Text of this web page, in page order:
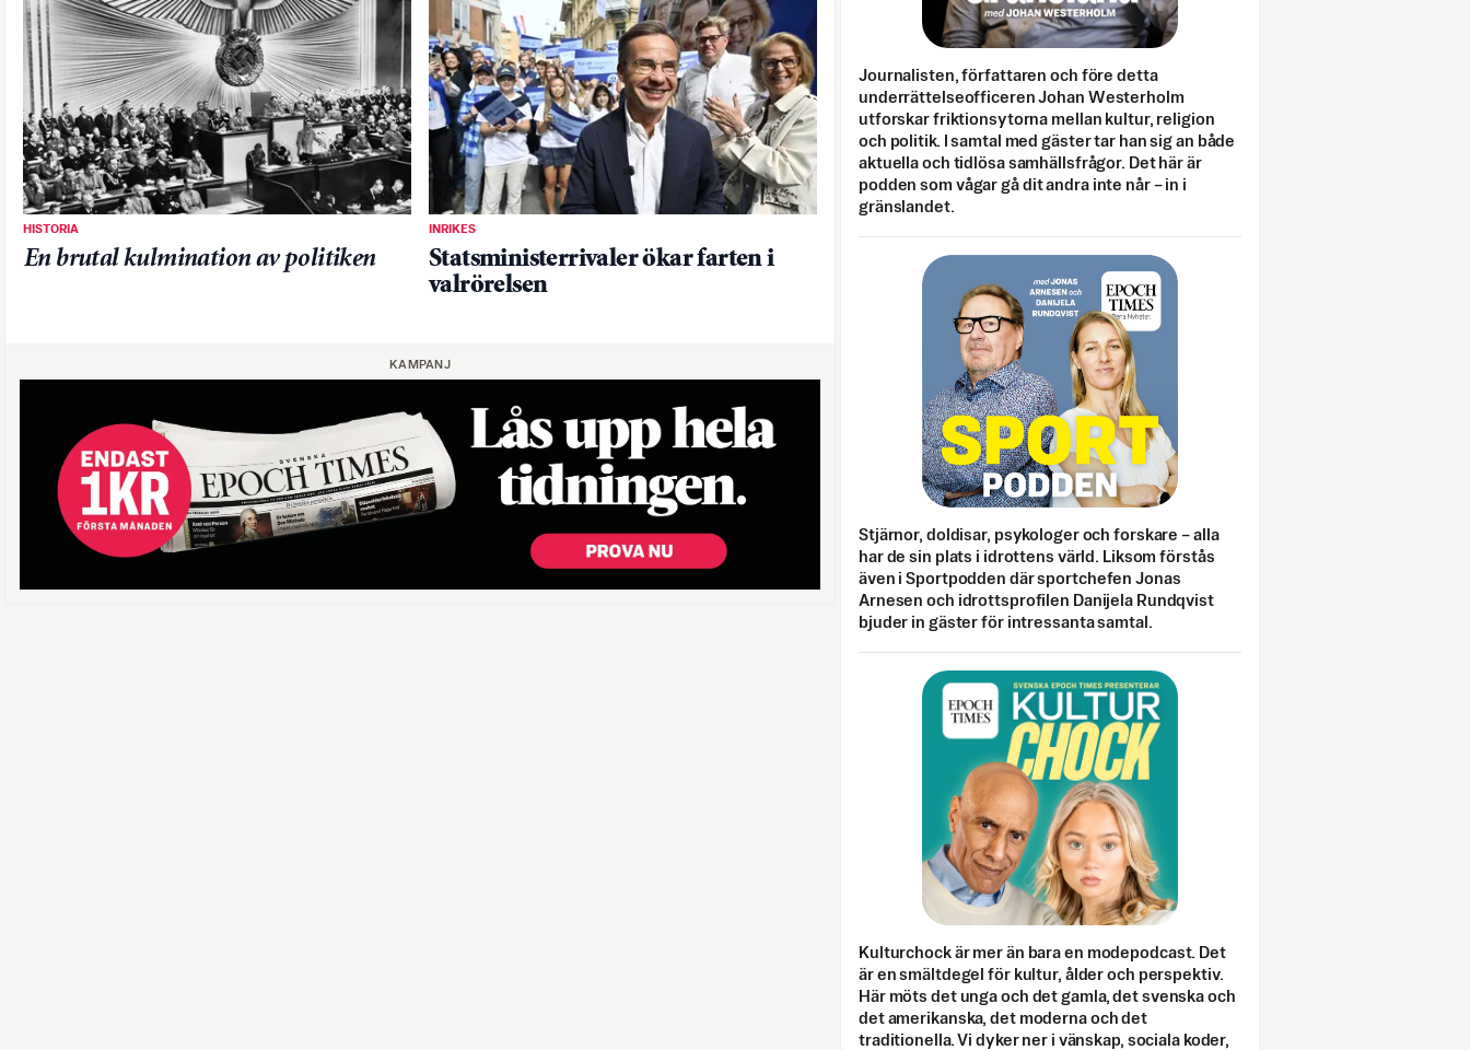
HISTORIA
En brutal kulmination av politiken
INRIKES
Statsministerrivaler ökar farten i
valrörelsen
KAMPANJ
Journalisten, författaren och före detta
underrättelseofficeren Johan Westerholm
utforskar friktionsytorna mellan kultur, religion
och politik. I samtal med gäster tar han sig an både
aktuella och tidlösa samhällsfrågor. Det här är
podden som vågar gå dit andra inte når – in i
gränslandet.
Stjärnor, doldisar, psykologer och forskare – alla
har de sin plats i idrottens värld. Liksom förstås
även i Sportpodden där sportchefen Jonas
Arnesen och idrottsprofilen Danijela Rundqvist
bjuder in gäster för intressanta samtal.
Kulturchock är mer än bara en modepodcast. Det
är en smältdegel för kultur, ålder och perspektiv.
Här möts det unga och det gamla, det svenska och
det amerikanska, det moderna och det
traditionella. Vi dyker ner i vänskap, sociala koder,